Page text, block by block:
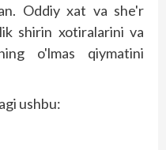
Oddiy xat va she'r
shirin xotiralarini va
o'lmas qiymatini
ushbu: